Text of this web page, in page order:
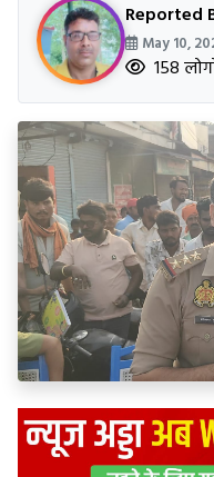
Reported
May 10,
158